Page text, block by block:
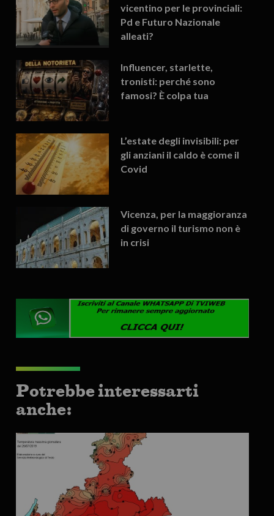
vicentino per le provinciali:
Pd e Futuro Nazionale
alleati?
Influencer, starlette,
tronisti: perché sono
famosi? È colpa tua
L’estate degli invisibili: per
gli anziani il caldo è come il
Covid
Vicenza, per la maggioranza
di governo il turismo non è
in crisi
Potrebbe interessarti
anche: